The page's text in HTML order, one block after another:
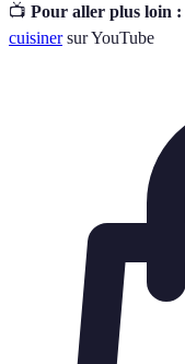
📺 Pour aller plus loin :
cuisinersur YouTube